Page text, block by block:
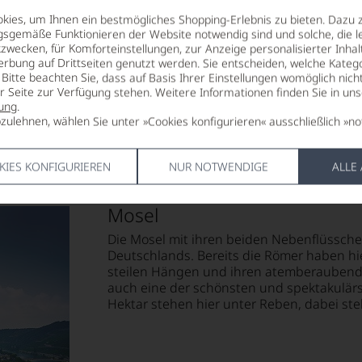
um Ihnen ein bestmögliches Shopping-Erlebnis zu bieten. Dazu
Funktionieren der Website notwendig sind und solche, die
für Komforteinstellungen, zur Anzeige personalisierter
auf Drittseiten genutzt werden. Sie entscheiden, welche
beachten Sie, dass auf Basis Ihrer Einstellungen womöglich
Seite zur Verfügung stehen. Weitere Informationen finden Sie in
.
wählen Sie unter »Cookies konfigurieren« ausschließlich
KONFIGURIEREN NUR NOTWENDIGE ALLE
Punkte:
VERSCHLUSS
Naturkorken
ALLERGENHINWEIS
enthält Sulfite
0,75 L
Mosel
Die Mosel mit ihren beiden
Deutschlands. Bereits die Römer haben
steilen Hängen und ihren
auch eine der schönsten und
Hektar stehen hier unter Reben, dabei